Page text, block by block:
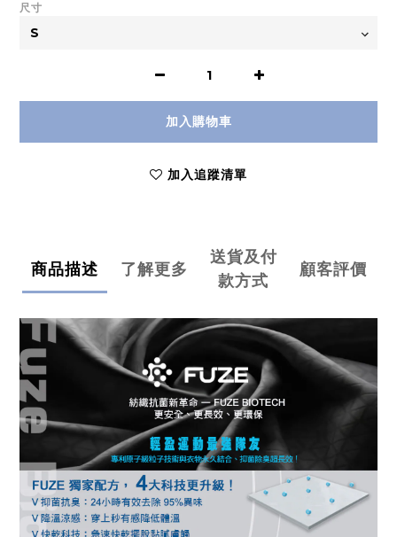
尺寸
加入購物車
加入追蹤清單
商品描述 了解更多
送貨及付
款方式
顧客評價